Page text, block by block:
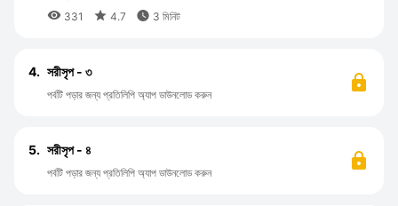
 331  4.7  3 মিনিট
4. সরীসৃপ - ৩
পর্বটি পড়ার জন্য প্রতিলিপি অ্যাপ ডাউনলোড করুন
5. সরীসৃপ - ৪
পর্বটি পড়ার জন্য প্রতিলিপি অ্যাপ ডাউনলোড করুন